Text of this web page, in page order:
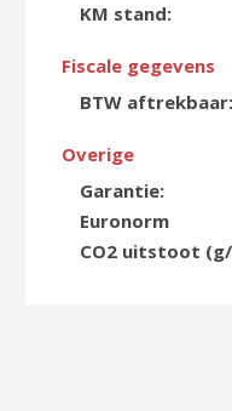
KM stand:
Fiscale gegevens
BTW aftrekbaar:
Overige
Garantie:
Euronorm
CO2 uitstoot